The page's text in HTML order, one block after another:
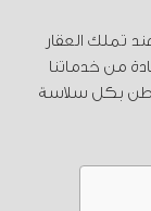
تملك العقار
من خدماتنا
بكل سلاسة